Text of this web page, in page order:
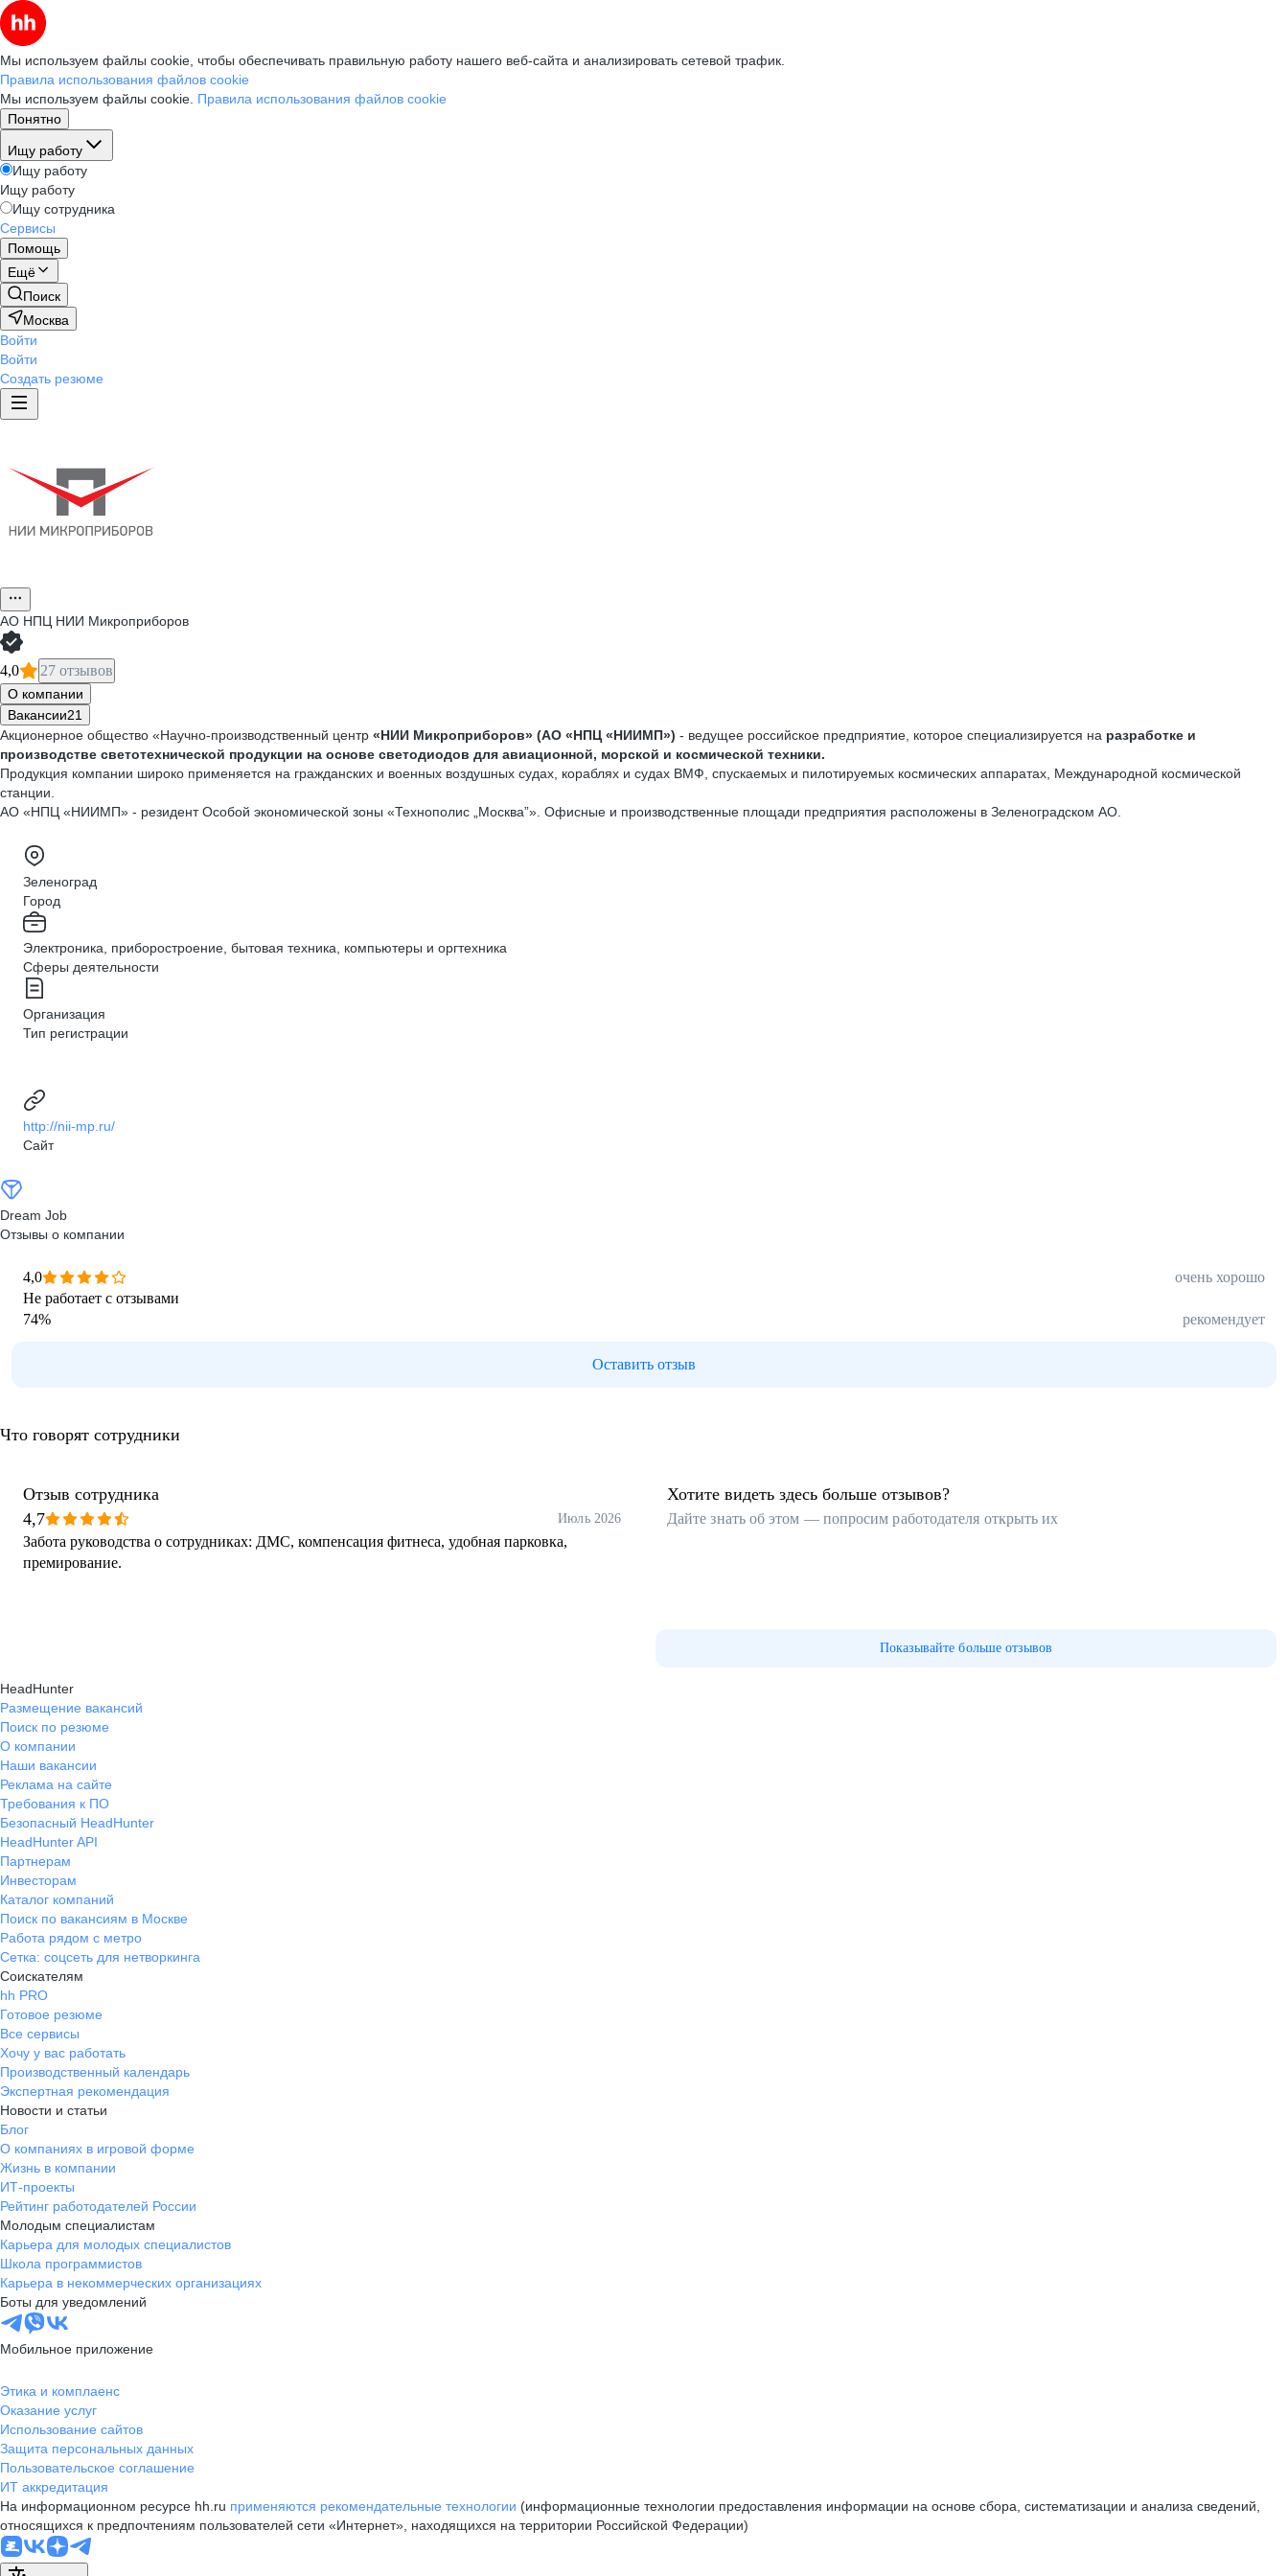
Мы используем файлы cookie, чтобы обеспечивать правильную работу нашего веб-сайта и анализировать сетевой трафик.
Правила использования файлов cookie
Мы используем файлы cookie. Правила использования файлов cookie
Понятно
Ищу работу
Ищу работу
Ищу работу
Ищу сотрудника
Сервисы
Помощь
Ещё
Поиск
Москва
Войти
Войти
Создать резюме
АО НПЦ НИИ Микроприборов
4,0 27 отзывов
О компании
Вакансии21
Акционерное общество «Научно-производственный центр «НИИ Микроприборов» (АО «НПЦ «НИИМП») - ведущее российское предприятие, которое специализируется на разработке и
производстве светотехнической продукции на основе светодиодов для авиационной, морской и космической техники.
Продукция компании широко применяется на гражданских и военных воздушных судах, кораблях и судах ВМФ, спускаемых и пилотируемых космических аппаратах, Международной космической
станции.
АО «НПЦ «НИИМП» - резидент Особой экономической зоны «Технополис „Москва”». Офисные и производственные площади предприятия расположены в Зеленоградском АО.
Зеленоград
Город
Электроника, приборостроение, бытовая техника, компьютеры и оргтехника
Сферы деятельности
Организация
Тип регистрации
http://nii-mp.ru/
Сайт
Dream Job
Отзывы о компании
4,0
очень хорошо
Не работает с отзывами
74% рекомендует
Оставить отзыв
Что говорят сотрудники
Отзыв сотрудника
4,7
Июль 2026
Забота руководства о сотрудниках: ДМС, компенсация фитнеса, удобная парковка,
премирование.
Хотите видеть здесь больше отзывов?
Дайте знать об этом — попросим работодателя открыть их
Показывайте больше отзывов
HeadHunter
Размещение вакансий
Поиск по резюме
О компании
Наши вакансии
Реклама на сайте
Требования к ПО
Безопасный HeadHunter
HeadHunter API
Партнерам
Инвесторам
Каталог компаний
Поиск по вакансиям в Москве
Работа рядом с метро
Сетка: соцсеть для нетворкинга
Соискателям
hh PRO
Готовое резюме
Все сервисы
Хочу у вас работать
Производственный календарь
Экспертная рекомендация
Новости и статьи
Блог
О компаниях в игровой форме
Жизнь в компании
ИТ-проекты
Рейтинг работодателей России
Молодым специалистам
Карьера для молодых специалистов
Школа программистов
Карьера в некоммерческих организациях
Боты для уведомлений
Мобильное приложение
Этика и комплаенс
Оказание услуг
Использование сайтов
Защита персональных данных
Пользовательское соглашение
ИТ аккредитация
На информационном ресурсе hh.ru применяются рекомендательные технологии (информационные технологии предоставления информации на основе сбора, систематизации и анализа сведений,
относящихся к предпочтениям пользователей сети «Интернет», находящихся на территории Российской Федерации)